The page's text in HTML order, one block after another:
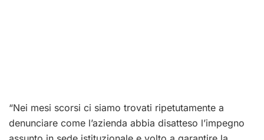
“Nei mesi scorsi ci siamo trovati ripetutamente a
denunciare come l’azienda abbia disatteso l’impegno